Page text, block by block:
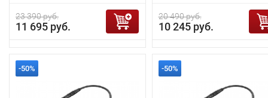
23 390 руб.
11 695 руб.
20 490 руб.
10 245 руб.
-50% -50%